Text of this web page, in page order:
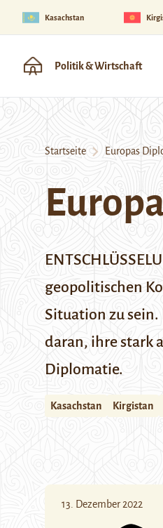
Kasachstan
Politik & Wirtschaft
Startseite Europas
geopolitischen
Situation zu sein.
daran, ihre stark
Diplomatie.
Kasachstan Kirgistan
13. Dezember 2022